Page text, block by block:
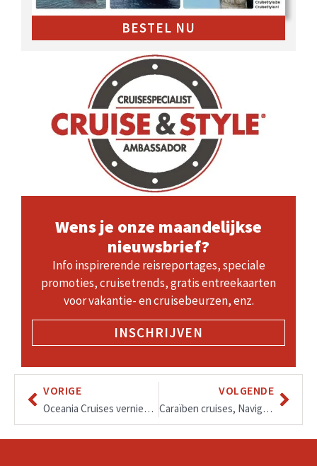
BESTEL NU
Wens je onze maandelijkse
nieuwsbrief?
Info inspirerende reisreportages, speciale
promoties, cruisetrends, gratis entreekaarten
voor vakantie- en cruisebeurzen, enz.
INSCHRIJVEN
VORIGE
Oceania Cruises vernieuwt haar menu’s, regionale bereidingen van Frans en Spaans tot Cubaans en Polynesisch.
VOLGENDE
Caraïben cruises, Navigator of the Seas